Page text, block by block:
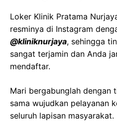
Loker Klinik Pratama
resminya di Instagram
@kliniknurjaya, sehingga
sangat terjamin dan Anda
mendaftar.
Mari bergabunglah dengan
sama wujudkan pelayanan
seluruh lapisan masyarakat.